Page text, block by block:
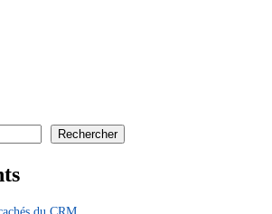
Rechercher